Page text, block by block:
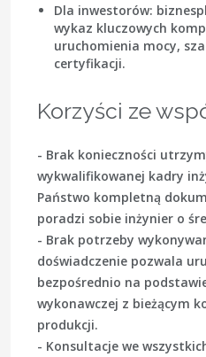
Dla inwestorów:
wykaz kluczowych
uruchomienia mocy,
certyfikacji.
Korzyści ze
- Brak konieczności
wykwalifikowanej kadry
Państwo kompletną
poradzi sobie inżynier o
- Brak potrzeby
doświadczenie pozwala
bezpośrednio na
wykonawczej z bieżącym
produkcji.
- Konsultacje we